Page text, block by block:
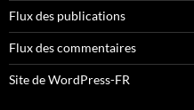
Flux des publications
Flux des commentaires
Site de WordPress-FR